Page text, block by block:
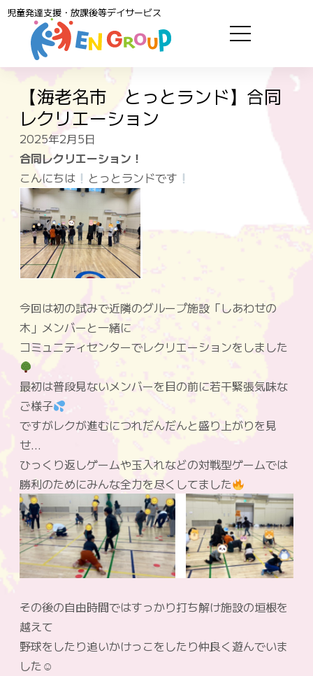
児童発達支援・放課後等デイサービス
【海老名市 とっとランド】合同
レクリエーション
2025年2月5日
合同レクリエーション！
こんにちは
とっとランドです
今回は初の試みで近隣のグループ施設「しあわせの
木」メンバーと一緒に
コミュニティセンターでレクリエーションをしました
最初は普段見ないメンバーを目の前に若干緊張気味な
ご様子
ですがレクが進むにつれだんだんと盛り上がりを見
せ…
ひっくり返しゲームや玉入れなどの対戦型ゲームでは
勝利のためにみんな全力を尽くしてました
その後の自由時間ではすっかり打ち解け施設の垣根を
越えて
野球をしたり追いかけっこをしたり仲良く遊んでいま
した☺